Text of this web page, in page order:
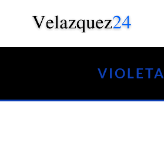
VIOLETA